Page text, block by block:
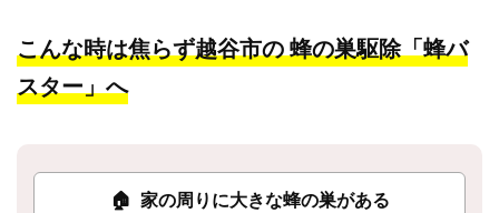
こんな時は焦らず越谷市の蜂の巣駆除「蜂バ
スター」へ
🏠 家の周りに大きな蜂の巣がある